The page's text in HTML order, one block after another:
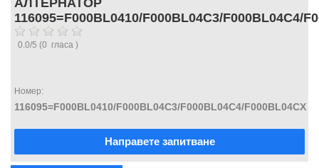
АЛТЕРНАТОР
116095=F000BL0410/F000BL04C3/F000BL04C4/
0.0/5 (0 гласа )
Номер:
116095=F000BL0410/F000BL04C3/F000BL04C4/F000BL04CX
Направете запитване